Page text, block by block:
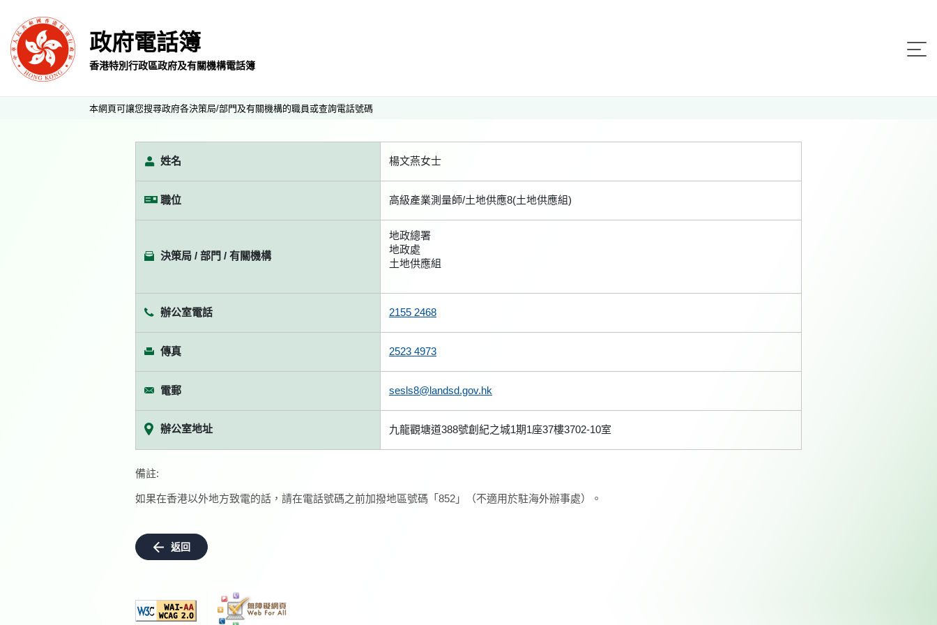
政府電話簿
香港特別行政區政府及有關機構電話簿
本網頁可讓您搜尋政府各決策局/部門及有關機構的職員或查詢電話號碼
姓名 楊文燕女士
職位 高級產業測量師/土地供應8(土地供應組)
決策局 / 部門 / 有關機構
地政總署
地政處
土地供應組
辦公室電話 2155 2468
傳真 2523 4973
電郵 sesls8@landsd.gov.hk
辦公室地址 九龍觀塘道388號創紀之城1期1座37樓3702-10室
備註:
如果在香港以外地方致電的話，請在電話號碼之前加撥地區號碼「852」（不適用於駐海外辦事處）。
返回